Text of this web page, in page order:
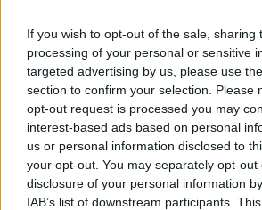
If you wish to opt-out of the sale, sharing
processing of your personal or sensitive
targeted advertising by us, please use
section to confirm your selection. Please
opt-out request is processed you may
interest-based ads based on personal
us or personal information disclosed to
your opt-out. You may separately opt-
disclosure of your personal information
IAB’s list of downstream participants.
Ακολουθήστε το
parapolitika.gr στο
News για άμεση και
ενημέρωση
Ακολουθήστε μας στο
facebook